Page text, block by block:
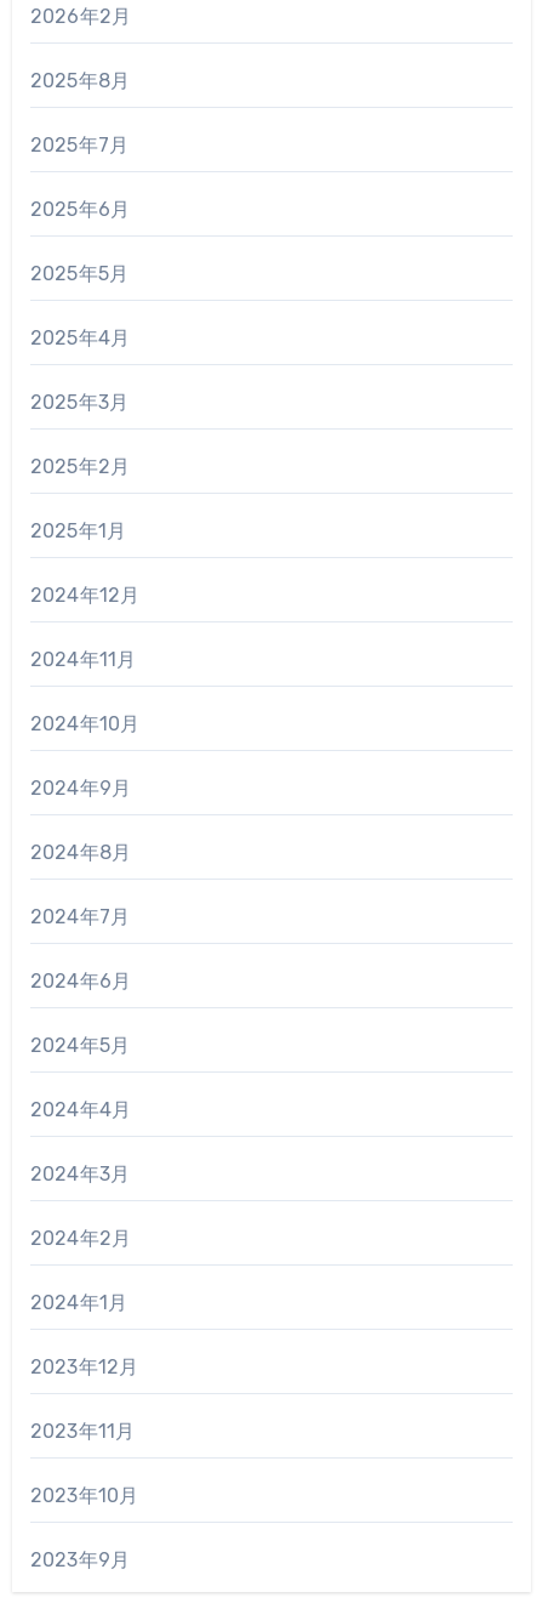
2026年2月
2025年8月
2025年7月
2025年6月
2025年5月
2025年4月
2025年3月
2025年2月
2025年1月
2024年12月
2024年11月
2024年10月
2024年9月
2024年8月
2024年7月
2024年6月
2024年5月
2024年4月
2024年3月
2024年2月
2024年1月
2023年12月
2023年11月
2023年10月
2023年9月